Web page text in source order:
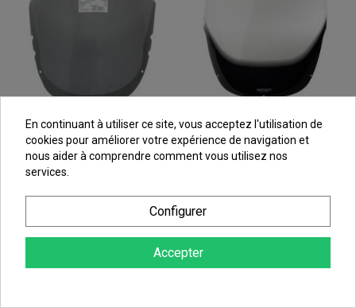
Bulle Moto MRA Type
130,88 € 96,87 €
En continuant à utiliser ce site, vous acceptez l'utilisation de
cookies pour améliorer votre expérience de navigation et
nous aider à comprendre comment vous utilisez nos
services.
Configurer
Accepter